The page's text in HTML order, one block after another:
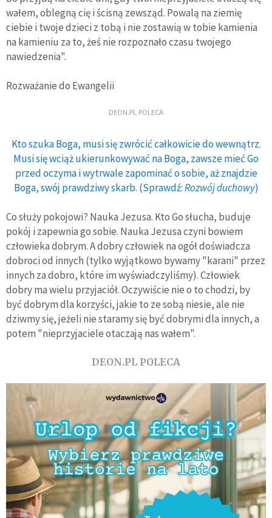
wałem, oblegną cię i ścisną zewsząd. Powalą na ziemię
ciebie i twoje dzieci z tobą i nie zostawią w tobie kamienia
na kamieniu za to, żeś nie rozpoznało czasu twojego
nawiedzenia".
Rozważanie do Ewangelii
DEON.PL POLECA
Kto szuka Boga, musi się zwrócić całkowicie do wewnątrz.
Musi się wciąż ukierunkowywać na Boga, zawsze mieć Go
przed oczyma i wytrwale zapominać o sobie, aż znajdzie
Boga, swój prawdziwy skarb. (Sprawdź:Rozwój duchowy)
Co służy pokojowi? Nauka Jezusa. Kto Go słucha, buduje
pokój i zapewnia go sobie. Nauka Jezusa czyni bowiem
człowieka dobrym. A dobry człowiek na ogół doświadcza
dobroci od innych (tylko wyjątkowo bywamy "karani" przez
innych za dobro, które im wyświadczyliśmy). Człowiek
dobry ma wielu przyjaciół. Oczywiście nie o to chodzi, by
być dobrym dla korzyści, jakie to ze sobą niesie, ale nie
dziwmy się, jeżeli nie staramy się być dobrymi dla innych, a
potem "nieprzyjaciele otaczają nas wałem".
DEON.PL POLECA